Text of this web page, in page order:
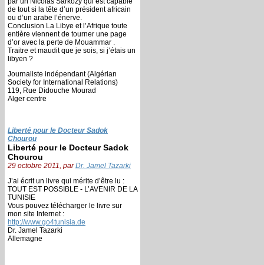
de tout si la tête d’un président africain
ou d’un arabe l’énerve.
Conclusion La Libye et l’Afrique toute
entière viennent de tourner une page
d’or avec la perte de Mouammar .
Traitre et maudit que je sois, si j’étais un
libyen ?
Journaliste indépendant (Algérian
Society for International Relations)
119, Rue Didouche Mourad
Alger centre
Liberté pour le Docteur Sadok
Chourou
Liberté pour le Docteur Sadok
Chourou
29 octobre 2011, parDr. Jamel Tazarki
J’ai écrit un livre qui mérite d’être lu :
TOUT EST POSSIBLE - L’AVENIR DE LA
TUNISIE
Vous pouvez télécharger le livre sur
mon site Internet :
http://www.go4tunisia.de
Dr. Jamel Tazarki
Allemagne